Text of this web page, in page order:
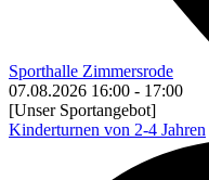
Sporthalle Zimmersrode
07.08.2026 16:00 - 17:00
[Unser Sportangebot]
Kinderturnen von 2-4 Jahren